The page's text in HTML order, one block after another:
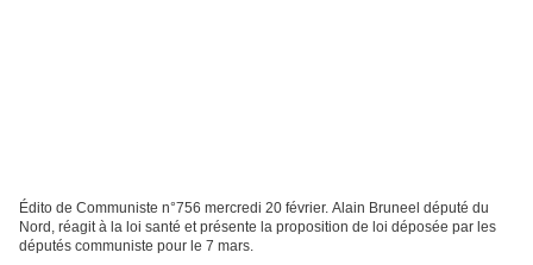
Édito de Communiste n°756 mercredi 20 février. Alain Bruneel député du
Nord, réagit à la loi santé et présente la proposition de loi déposée par les
députés communiste pour le 7 mars.